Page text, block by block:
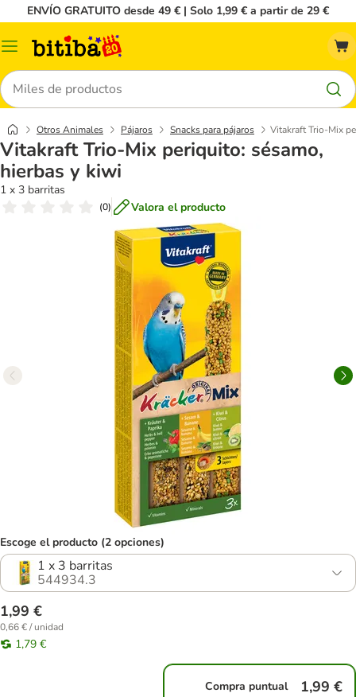
ENVÍO GRATUITO desde 49 € | Solo 1,99 € a partir de 29 €
Menú
Buscar
Otros Animales Pájaros Snacks para pájaros Vitakraft Trio-Mix
Vitakraft Trio-Mix periquito: sésamo,
hierbas y kiwi
1 x 3 barritas
(0) Valora el producto
Escoge el producto (2 opciones)
1 x 3 barritas
544934.3
1,99 €
0,66 € / unidad
1,79 €
Compra puntual 1,99 €